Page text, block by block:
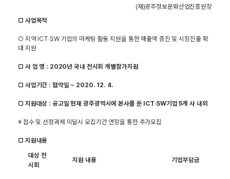
(재)광주정보문화산업진흥원장
□ 사업목적
○ 지역 ICT‧SW 기업의 마케팅 활동 지원을 통한 매출액 증진 및 시장진출 확
대 지원
□ 사 업 명 : 2020년 국내 전시회 개별참가지원
□ 사업기간 : 협약일 ~ 2020. 12. 4.
□ 지원대상 : 공고일 현재 광주광역시에 본사를 둔 ICT‧SW기업 5개 사 내외
※ 접수 및 선정과제 미달시 모집기간 연장을 통한 추가모집
□ 지원내용
대상 전
시회
지원 내용 기업부담금